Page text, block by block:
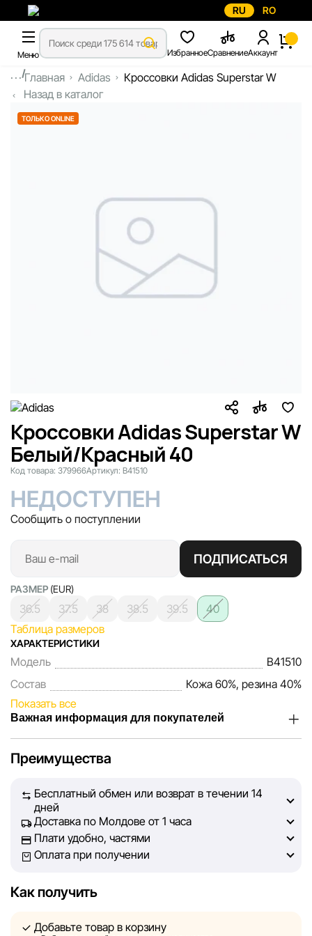
RU RO
Меню ИзбранноеСравнениеАккаунт
...Главная Adidas
Кроссовки Adidas Superstar W
Назад в каталог
ТОЛЬКО ONLINE
Кроссовки Adidas Superstar W
Белый/Красный 40
Код товара: 379966Артикул: B41510
НЕДОСТУПЕН
Сообщить о поступлении
ПОДПИСАТЬСЯ
РАЗМЕР (EUR)
36.5 37.5 38 38.5 39.5
40
Таблица размеров
ХАРАКТЕРИСТИКИ
Модель
B41510
Состав
Кожа 60%, резина 40%
Показать все
Важная информация для покупателей
наших покупателей. Каждый день мы работаем над тем,
на сайте, была максимально полной, объективной и
актуальной. Наша цель — обеспечить вас достоверной
информацией, чтобы вы смогли принять лучшее
решение о покупке.
не может гарантировать абсолютную точность всех
технических ошибок или сбоев. Мы также не отвечаем
Преимущества
Бесплатный обмен или возврат в течении 14
дней
Доставка по Молдове от 1 часа
Плати удобно, частями
Оплата при получении
Как получить
Добавьте товар в корзину